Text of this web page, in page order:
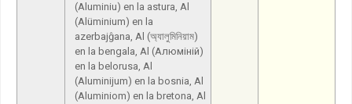
(Aluminiu) en la astura, Al
(Alüminium) en la
azerbajĝana, Al (অ্যালুমিনিয়াম)
en la bengala, Al (Алюміній)
en la belorusa, Al
(Aluminijum) en la bosnia, Al
(Aluminiom) en la bretona, Al